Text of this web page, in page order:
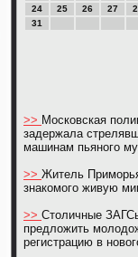
24
25 26 27
31
>> Московская
задержала
машинам пьяного
>> Житель
знакомого живую
>> Столичные
предложить
регистрацию в